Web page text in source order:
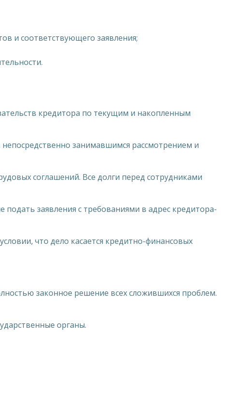
и соответствующего заявления;
кредитора по текущим и накопленным
занимавшимся рассмотрением и
соглашений. Все долги перед сотрудниками
подать заявления с требованиями в адрес кредитора-
что дело касается кредитно-финансовых
законное решение всех сложившихся проблем.
органы.